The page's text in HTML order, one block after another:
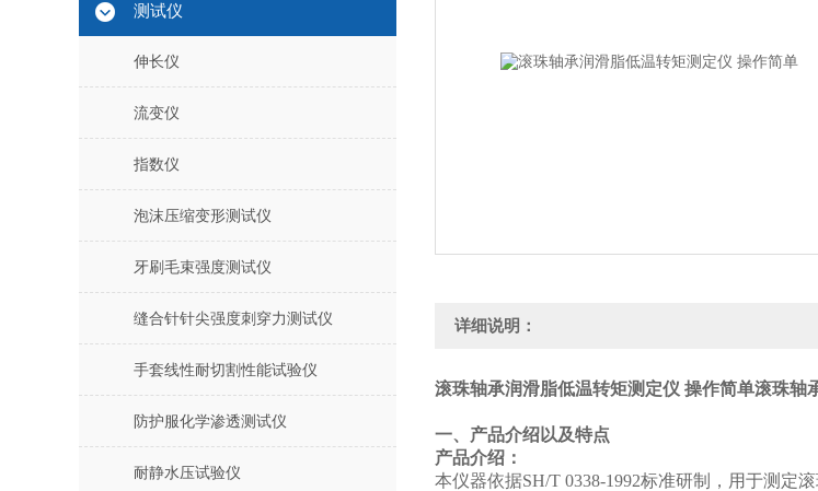
测试仪
伸长仪
流变仪
指数仪
泡沫压缩变形测试仪
牙刷毛束强度测试仪
缝合针针尖强度刺穿力测试仪
手套线性耐切割性能试验仪
防护服化学渗透测试仪
耐静水压试验仪
详细说明：
滚珠轴承润滑脂低温转矩测定仪 操作简单滚珠轴
‌一、产品介绍以及特点
产品介绍：
本仪器依据SH/T 0338-1992标准研制，用于测定